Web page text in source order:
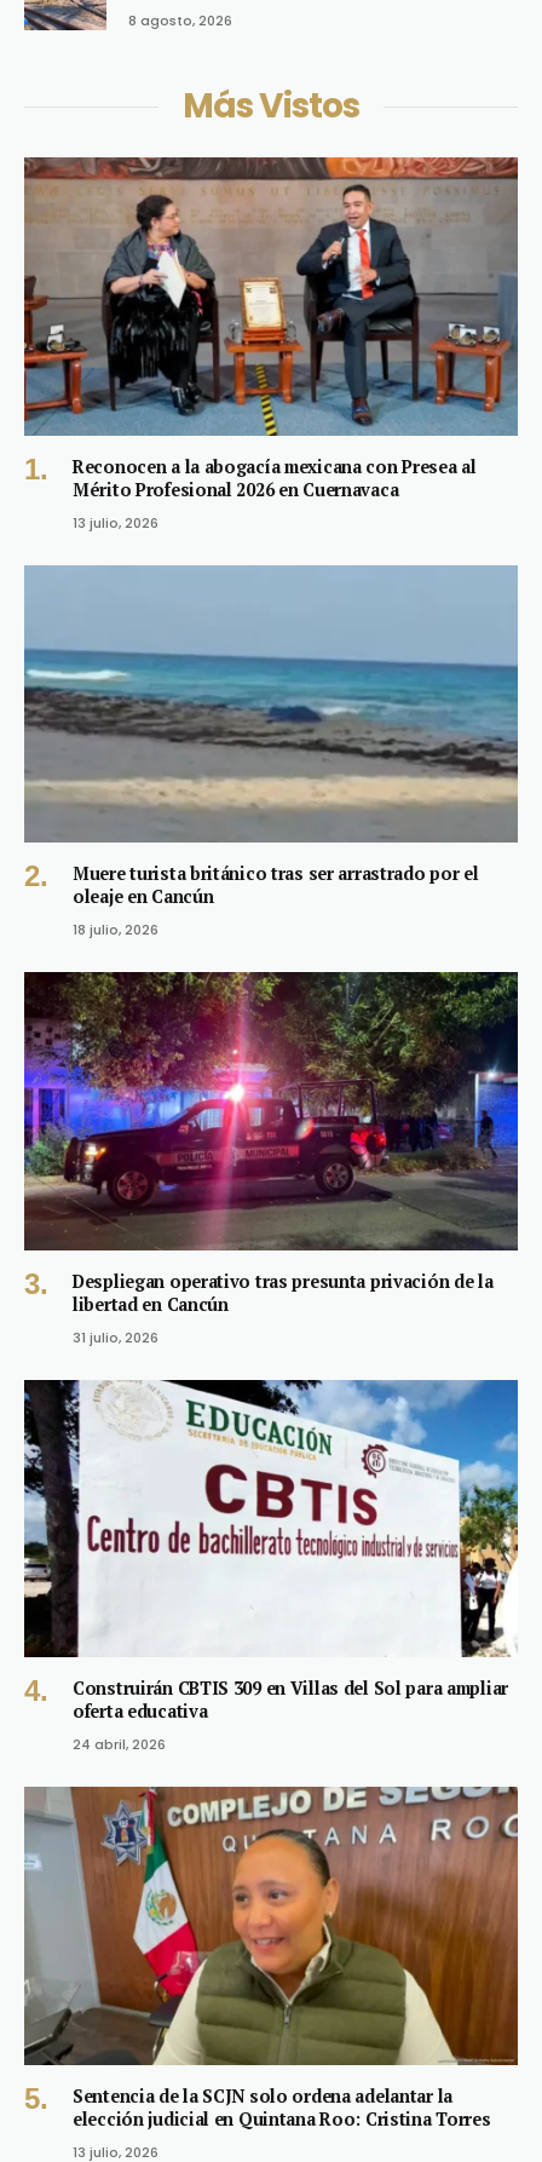
8 agosto, 2026
Más Vistos
Reconocen a la abogacía mexicana con Presea al
Mérito Profesional 2026 en Cuernavaca
13 julio, 2026
Muere turista británico tras ser arrastrado por el
oleaje en Cancún
18 julio, 2026
Despliegan operativo tras presunta privación de la
libertad en Cancún
31 julio, 2026
Construirán CBTIS 309 en Villas del Sol para ampliar
oferta educativa
24 abril, 2026
Sentencia de la SCJN solo ordena adelantar la
elección judicial en Quintana Roo: Cristina Torres
13 julio, 2026